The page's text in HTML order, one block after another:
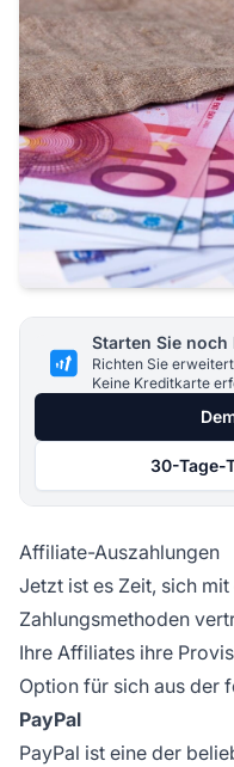
Starten Sie
Richten Sie
Keine Kreditkarte
30-Tage-
Affiliate-Auszahlungen
Jetzt ist es Zeit, sich
Zahlungsmethoden
Ihre Affiliates ihre
Option für sich aus der
PayPal
PayPal ist eine der